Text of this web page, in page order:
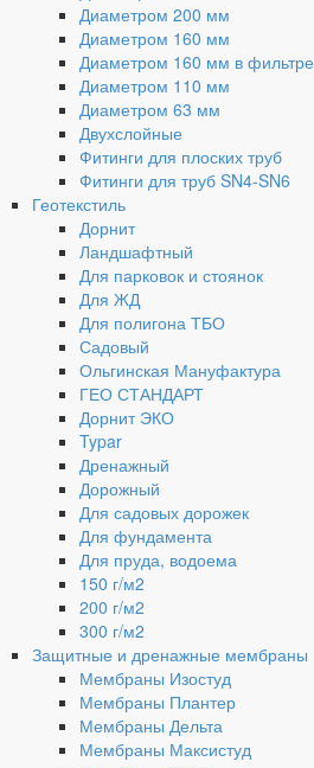
Диаметром 200 мм
Диаметром 160 мм
Диаметром 160 мм в фильтре
Диаметром 110 мм
Диаметром 63 мм
Двухслойные
Фитинги для плоских труб
Фитинги для труб SN4-SN6
Геотекстиль
Дорнит
Ландшафтный
Для парковок и стоянок
Для ЖД
Для полигона ТБО
Садовый
Ольгинская Мануфактура
ГЕО СТАНДАРТ
Дорнит ЭКО
Typar
Дренажный
Дорожный
Для садовых дорожек
Для фундамента
Для пруда, водоема
150 г/м2
200 г/м2
300 г/м2
Защитные и дренажные мембраны
Мембраны Изостуд
Мембраны Плантер
Мембраны Дельта
Мембраны Максистуд